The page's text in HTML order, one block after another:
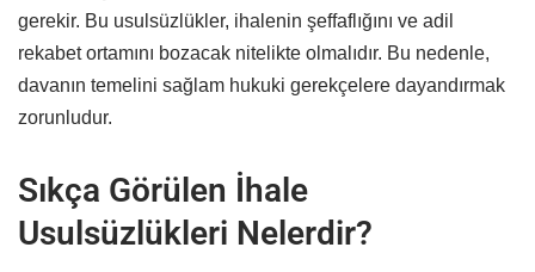
gerekir. Bu usulsüzlükler, ihalenin şeffaflığını ve adil
rekabet ortamını bozacak nitelikte olmalıdır. Bu nedenle,
davanın temelini sağlam hukuki gerekçelere dayandırmak
zorunludur.
Sıkça Görülen İhale
Usulsüzlükleri Nelerdir?